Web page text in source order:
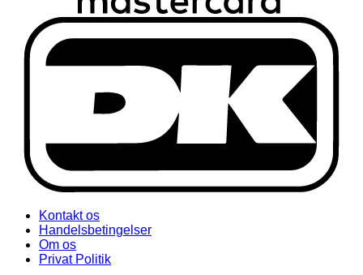
Kontakt os
Handelsbetingelser
Om os
Privat Politik